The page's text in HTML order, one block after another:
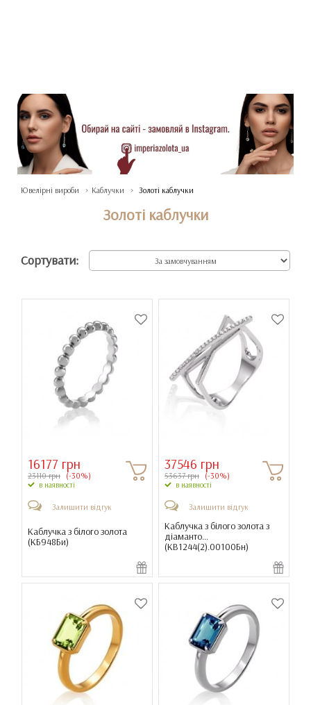
Ювелірні вироби Каблучки Золоті каблучки
Золоті каблучки
Сортувати:
16177 грн
23110 грн (-30%)
в наявності
Залишити відгук
Каблучка з білого золота
(КБ948Би)
37546 грн
53637 грн (-30%)
в наявності
Залишити відгук
Каблучка з білого золота з
діаманто...
(КВ1244(2).00100Бн)